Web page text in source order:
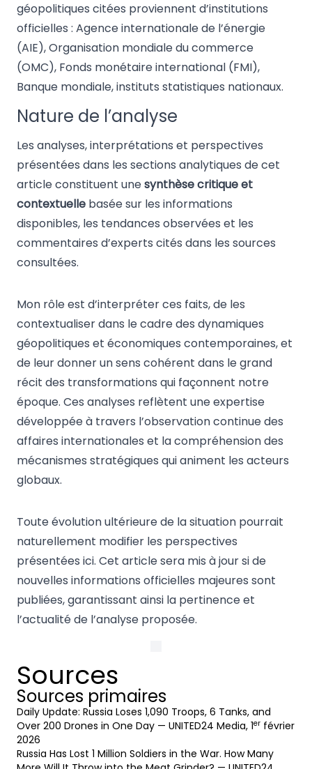
géopolitiques citées proviennent d’institutions
officielles : Agence internationale de l’énergie
(AIE), Organisation mondiale du commerce
(OMC), Fonds monétaire international (FMI),
Banque mondiale, instituts statistiques nationaux.
Nature de l’analyse
Les analyses, interprétations et perspectives
présentées dans les sections analytiques de cet
article constituent unesynthèse critique et
contextuelle basée sur les informations
disponibles, les tendances observées et les
commentaires d’experts cités dans les sources
consultées.
Mon rôle est d’interpréter ces faits, de les
contextualiser dans le cadre des dynamiques
géopolitiques et économiques contemporaines, et
de leur donner un sens cohérent dans le grand
récit des transformations qui façonnent notre
époque. Ces analyses reflètent une expertise
développée à travers l’observation continue des
affaires internationales et la compréhension des
mécanismes stratégiques qui animent les acteurs
globaux.
Toute évolution ultérieure de la situation pourrait
naturellement modifier les perspectives
présentées ici. Cet article sera mis à jour si de
nouvelles informations officielles majeures sont
publiées, garantissant ainsi la pertinence et
l’actualité de l’analyse proposée.
Sources
Sources primaires
Daily Update: Russia Loses 1,090 Troops, 6 Tanks, and
Over 200 Drones in One Day — UNITED24 Media, 1er février
2026
Russia Has Lost 1 Million Soldiers in the War. How Many